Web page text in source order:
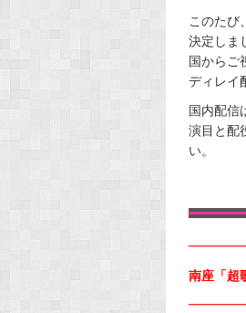
このたび
決定しま
国からご
ディレイ
国内配信
演目と配
い。
南座「超